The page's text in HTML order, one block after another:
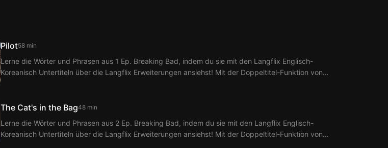
Pilot58 min
Lerne die Wörter und Phrasen aus 1 Ep. Breaking Bad, indem du sie mit den Langflix Englisch-
Koreanisch Untertiteln über die Langflix Erweiterungen ansiehst! Mit der Doppeltitel-Funktion von
The Cat's in the Bag48 min
Lerne die Wörter und Phrasen aus 2 Ep. Breaking Bad, indem du sie mit den Langflix Englisch-
Koreanisch Untertiteln über die Langflix Erweiterungen ansiehst! Mit der Doppeltitel-Funktion von